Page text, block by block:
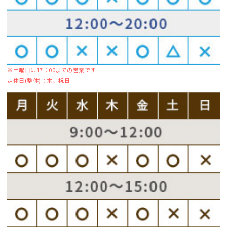
※土曜日は17：00までの営業です
定休日(整体)：木、祝日